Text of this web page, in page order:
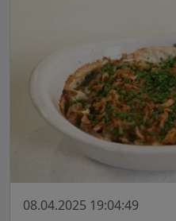
08.04.2025 19:04:49